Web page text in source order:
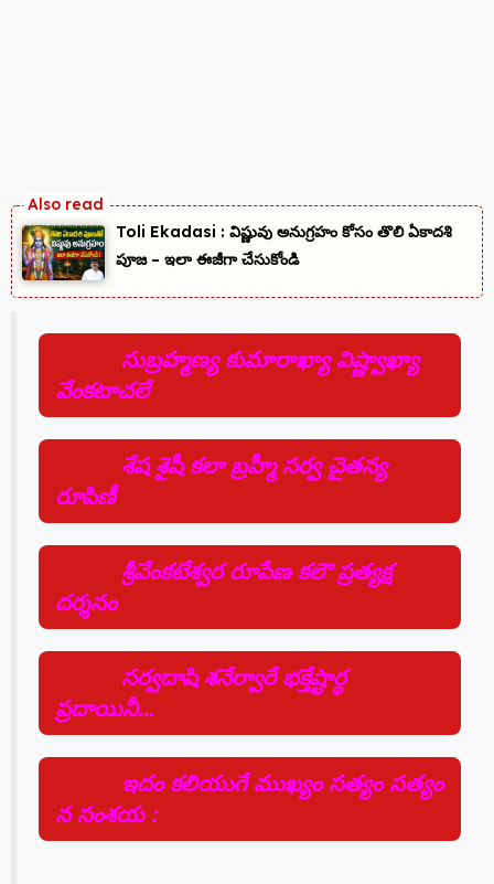
Toli Ekadasi : విష్ణువు అనుగ్రహం కోసం తొలి ఏకాదశి
పూజ – ఇలా ఈజీగా చేసుకోండి
సుబ్రహ్మణ్య కుమారాఖ్యా విష్ణ్వాఖ్యా
వేంకటాచలే
శేష శైషీ కలా బ్రహ్మీ సర్వ చైతన్య
రూపిణీ
శ్రీవేంకటేశ్వర రూపేణ కలౌ ప్రత్యక్ష
దర్శనం
సర్వదాషి శనేర్వారే భక్తేష్టార్ధ
ప్రదాయినీ…
ఇదం కలియుగే ముఖ్యం సత్యం సత్యం
న సంశయ :